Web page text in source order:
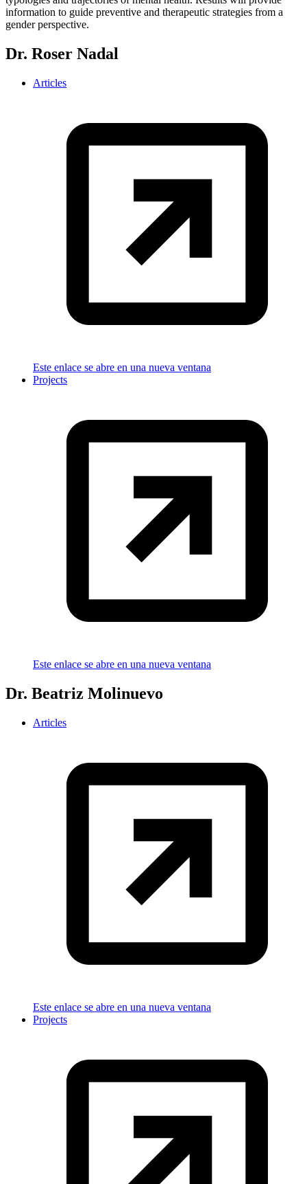
information to guide preventive and therapeutic strategies from a
gender perspective.
Dr. Roser Nadal
Articles
Este enlace se abre en una nueva ventana
Projects
Este enlace se abre en una nueva ventana
Dr. Beatriz Molinuevo
Articles
Este enlace se abre en una nueva ventana
Projects